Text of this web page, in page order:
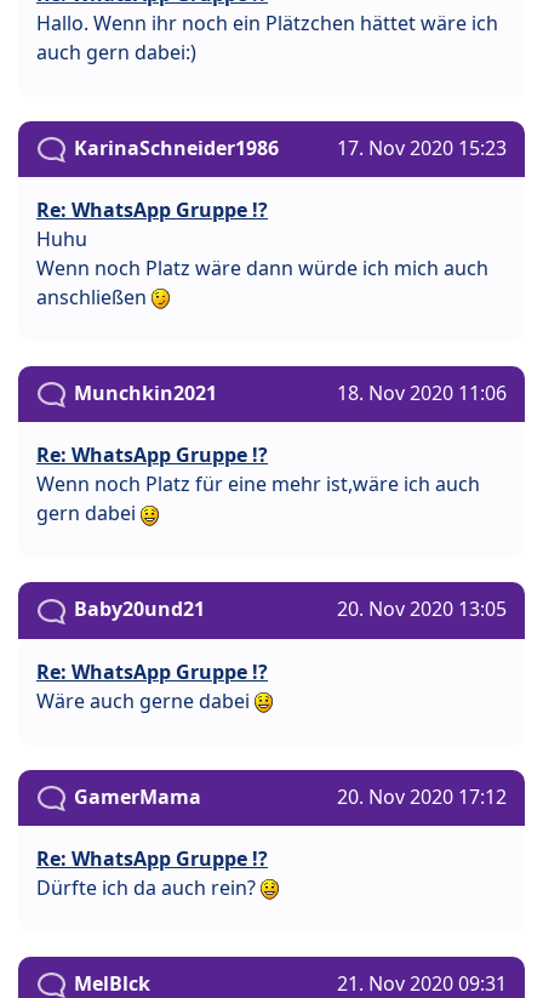
Hallo. Wenn ihr noch ein Plätzchen hättet wäre ich
auch gern dabei:)
KarinaSchneider1986 17. Nov 2020 15:23
Re: WhatsApp Gruppe !?
Huhu
Wenn noch Platz wäre dann würde ich mich auch
anschließen
Munchkin2021 18. Nov 2020 11:06
Re: WhatsApp Gruppe !?
Wenn noch Platz für eine mehr ist,wäre ich auch
gern dabei
Baby20und21 20. Nov 2020 13:05
Re: WhatsApp Gruppe !?
Wäre auch gerne dabei
GamerMama 20. Nov 2020 17:12
Re: WhatsApp Gruppe !?
Dürfte ich da auch rein?
MelBlck 21. Nov 2020 09:31